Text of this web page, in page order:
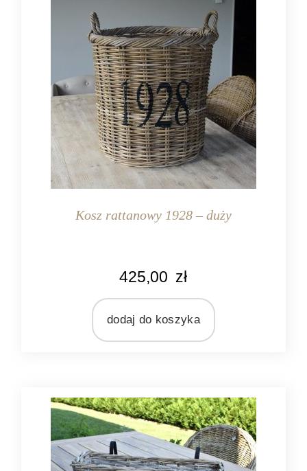
Kosz rattanowy 1928 – duży
425,00 zł
dodaj do koszyka